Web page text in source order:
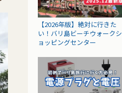
【2026年版】絶対に行きた
い！バリ島ビーチウォークシ
ョッピングセンター